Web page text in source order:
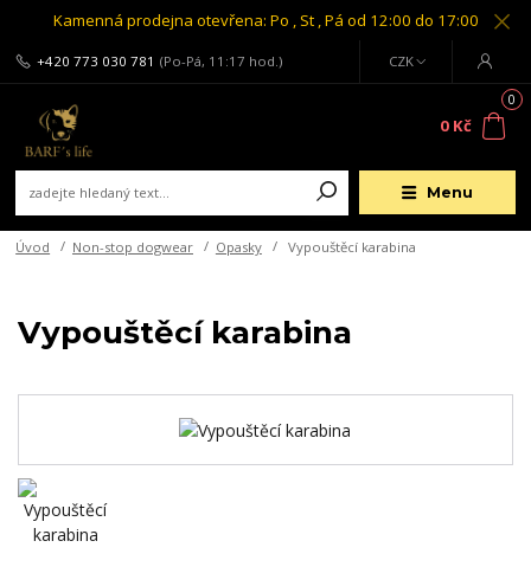
Kamenná prodejna otevřena: Po , St , Pá od 12:00 do 17:00
Menu
CZK
+420 773 030 781 (Po-Pá, 11:17 hod.)
0
0 Kč
Úvod Non-stop dogwear Opasky Vypouštěcí karabina
Vypouštěcí karabina